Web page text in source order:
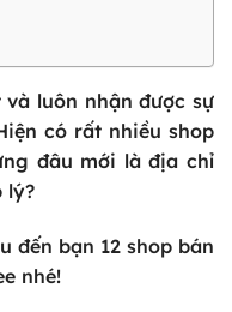
luôn nhận được sự
có rất nhiều shop
đâu mới là địa chỉ
lý?
đến bạn 12 shop bán
nhé!